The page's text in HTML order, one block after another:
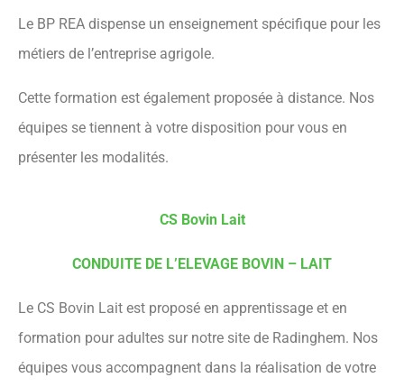
Le BP REA dispense un enseignement spécifique pour les
métiers de l’entreprise agrigole.
Cette formation est également proposée à distance. Nos
équipes se tiennent à votre disposition pour vous en
présenter les modalités.
CS Bovin Lait
CONDUITE DE L’ELEVAGE BOVIN – LAIT
Le CS Bovin Lait est proposé en apprentissage et en
formation pour adultes sur notre site de Radinghem. Nos
équipes vous accompagnent dans la réalisation de votre